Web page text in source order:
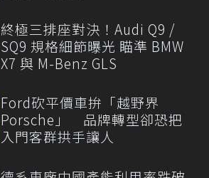
終極三排座對決！Audi Q9 /
SQ9 規格細節曝光 瞄準 BMW
X7 與 M-Benz GLS
Ford砍平價車拚「越野界
Porsche」 品牌轉型卻恐把
入門客群拱手讓人